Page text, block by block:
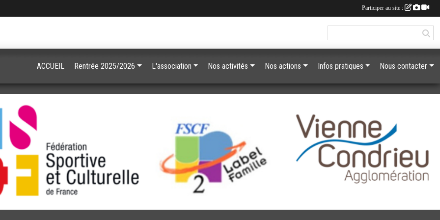
ACCUEIL Rentrée 2025/2026 L'association Nos activités Nos actions Infos pratiques Nous contacter
Participer au site :